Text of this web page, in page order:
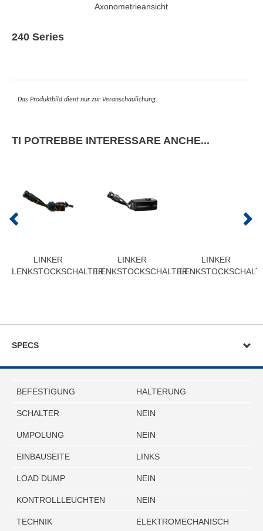
Axonometrieansicht
240 Series
Das Produktbild dient nur zur Veranschaulichung.
TI POTREBBE INTERESSARE ANCHE...
LINKER
LENKSTOCKSCHALTER
LINKER
LENKSTOCKSCHALTER
LINKER
SPECS
BEFESTIGUNG HALTERUNG
SCHALTER NEIN
UMPOLUNG NEIN
EINBAUSEITE LINKS
LOAD DUMP NEIN
KONTROLLLEUCHTEN NEIN
TECHNIK ELEKTROMECHANISCH